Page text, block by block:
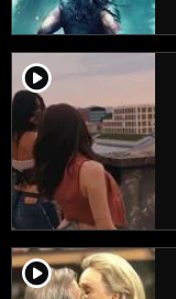
player2
player2